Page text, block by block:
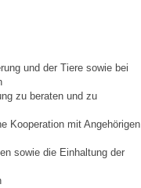
und der Tiere sowie bei
zu beraten und zu
Kooperation mit Angehörigen
sowie die Einhaltung der